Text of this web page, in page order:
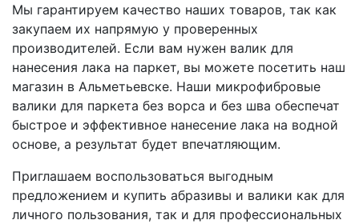
Мы гарантируем качество наших товаров, так как
закупаем их напрямую у проверенных
производителей. Если вам нужен валик для
нанесения лака на паркет, вы можете посетить наш
магазин в Альметьевске. Наши микрофибровые
валики для паркета без ворса и без шва обеспечат
быстрое и эффективное нанесение лака на водной
основе, а результат будет впечатляющим.
Приглашаем воспользоваться выгодным
предложением и купить абразивы и валики как для
личного пользования, так и для профессиональных